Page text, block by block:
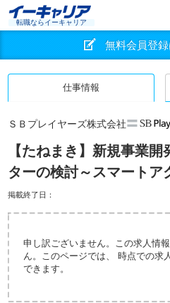
転職ならイーキャリア
無料会員登
仕事情報
ＳＢプレイヤーズ株式会社
【たねまき】新規事業
ターの検討～スマートア
掲載終了日：
申し訳ございません。この求人情
ん。このページでは、 時点での求
できます。